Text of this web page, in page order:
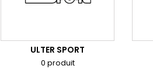
ULTER SPORT
0 produit